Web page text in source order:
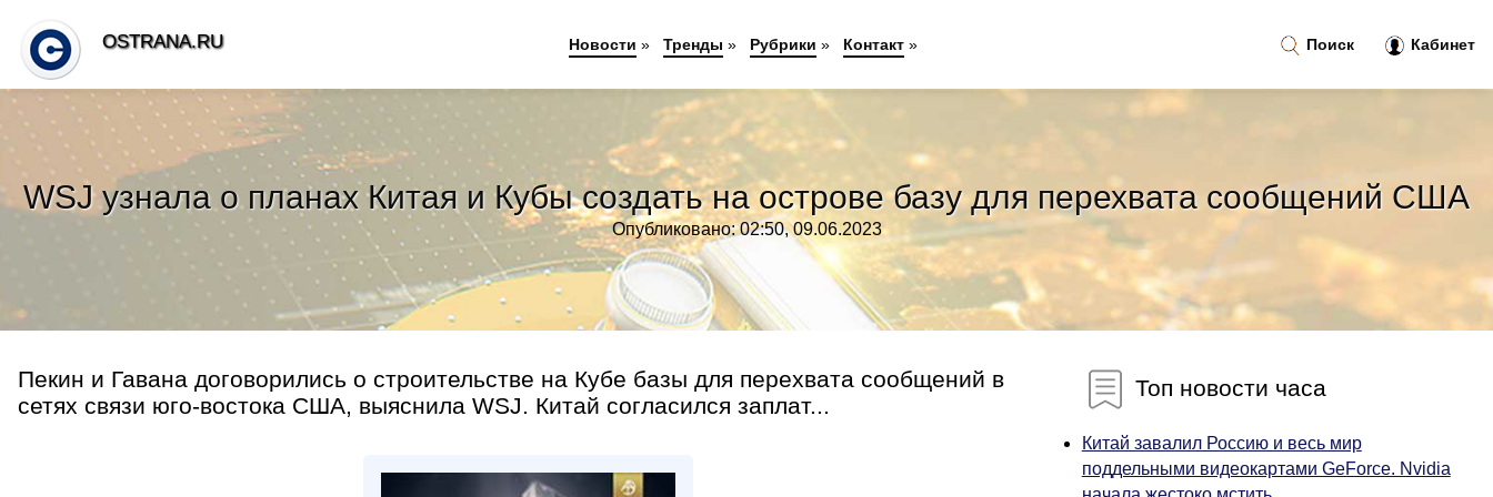
WSJ узнала о планах Китая и Кубы создать на острове базу для перехвата сообщений США
Опубликовано: 02:50, 09.06.2023
Пекин и Гавана договорились о строительстве на Кубе базы для перехвата сообщений в
сетях связи юго-востока США, выяснила WSJ. Китай согласился заплат...
Топ новости часа
Китай завалил Россию и весь мир
поддельными видеокартами GeForce. Nvidia
Поиск Кабинет
OSTRANA.RU Новости » Тренды » Рубрики » Контакт»